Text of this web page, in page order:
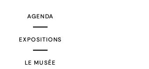
AGENDA
EXPOSITIONS
LE MUSÉE